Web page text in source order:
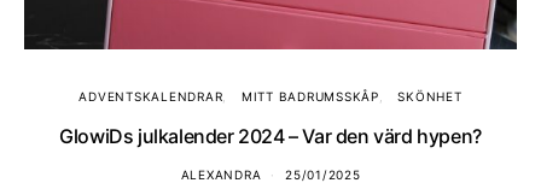
ADVENTSKALENDRAR MITT BADRUMSSKÅP SKÖNHET
GlowiDs julkalender 2024 – Var den värd hypen?
ALEXANDRA 25/01/2025